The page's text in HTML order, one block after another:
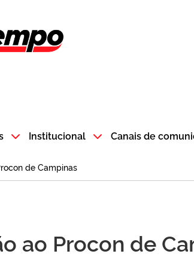
Logo do Poupatempo SP GOV
Institucional Canais de
de Campinas
ao Procon de